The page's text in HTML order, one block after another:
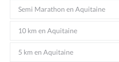
Semi Marathon en Aquitaine
10 km en Aquitaine
5 km en Aquitaine